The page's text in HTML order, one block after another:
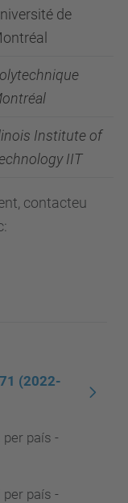
de
Institute of
IIT
contacteu
(2022-
país -
país -